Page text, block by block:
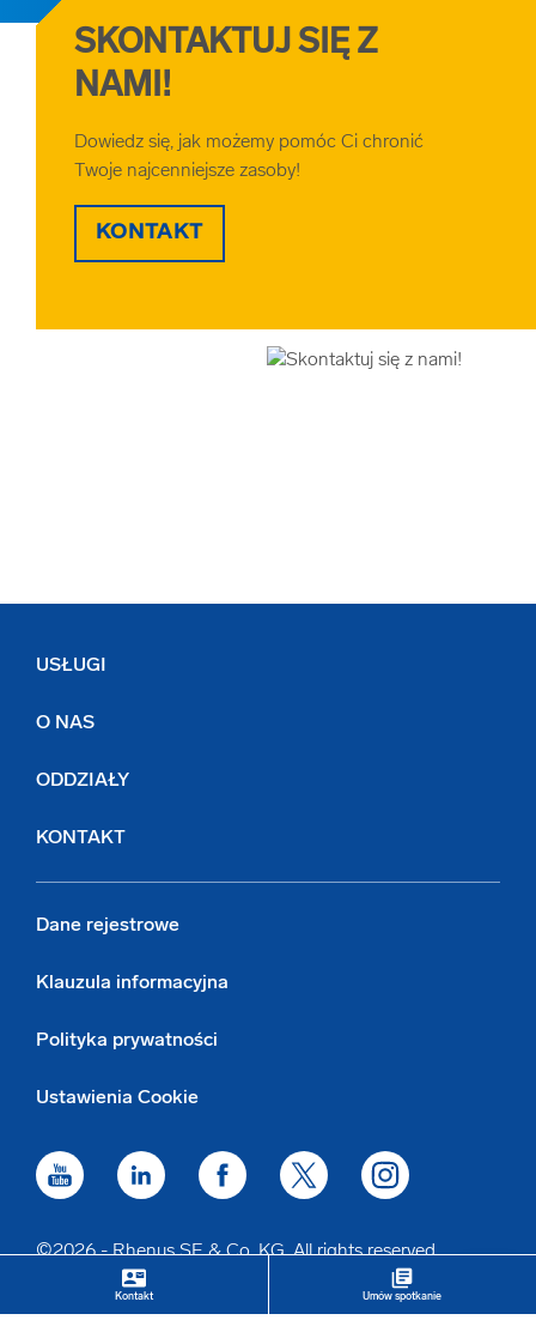
contact_mail
Kontakt
library_books
Umów spotkanie
SKONTAKTUJ SIĘ Z
NAMI!
Dowiedz się, jak możemy pomóc Ci chronić
Twoje najcenniejsze zasoby!
KONTAKT
USŁUGI
O NAS
ODDZIAŁY
KONTAKT
Dane rejestrowe
Klauzula informacyjna
Polityka prywatności
Ustawienia Cookie
©2026 - Rhenus SE & Co. KG. All rights reserved.